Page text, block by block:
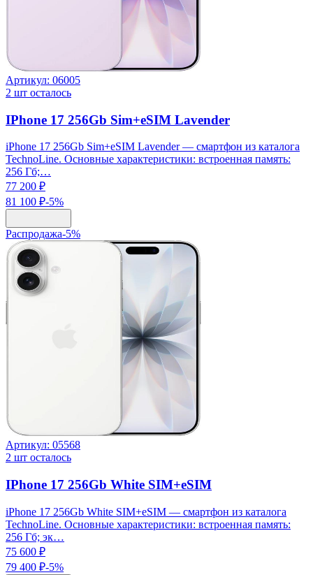
Артикул: 06005
2 шт осталось
IPhone 17 256Gb Sim+eSIM Lavender
iPhone 17 256Gb Sim+eSIM Lavender — смартфон из каталога
TechnoLine. Основные характеристики: встроенная память:
256 Гб;…
77 200 ₽
81 100 ₽-5%
Распродажа-5%
Артикул: 05568
2 шт осталось
IPhone 17 256Gb White SIM+eSIM
iPhone 17 256Gb White SIM+eSIM — смартфон из каталога
TechnoLine. Основные характеристики: встроенная память:
256 Гб; эк…
75 600 ₽
79 400 ₽-5%